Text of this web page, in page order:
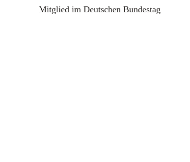
Mitglied im Deutschen Bundestag